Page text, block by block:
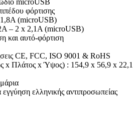
φόρτισης
(microUSB)
– 2 x 2,1A (microUSB)
και αυτό-φόρτιση
CE, FCC, ISO 9001 & RoHS
x Πλάτος x Ύψος) : 154,9 x 56,9 x 22,1
ελληνικής αντιπροσωπείας